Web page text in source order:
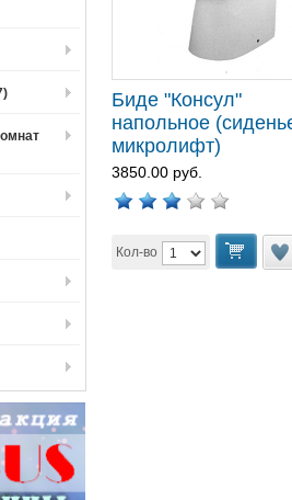
Биде "Консул"
напольное
микролифт)
3850.00 руб.
Кол-во